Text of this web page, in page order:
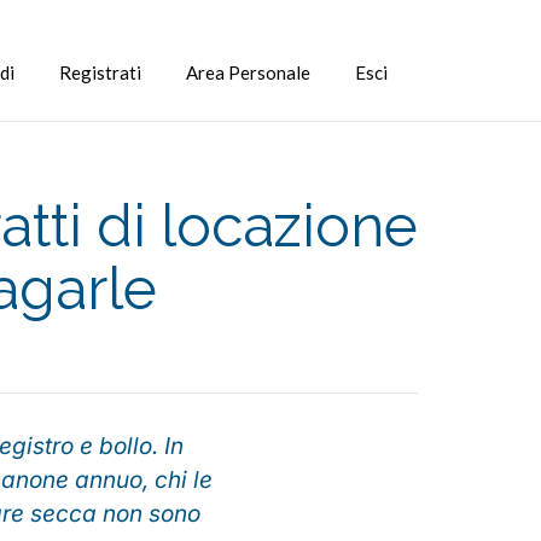
Registrati Area Personale Esci
di locazione
e bollo. In
annuo, chi le
secca non sono